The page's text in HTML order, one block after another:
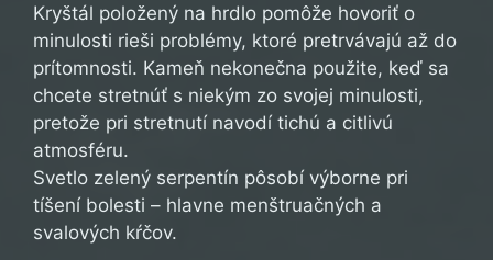
Kryštál položený na hrdlo pomôže hovoriť o
minulosti rieši problémy, ktoré pretrvávajú až do
prítomnosti. Kameň nekonečna použite, keď sa
chcete stretnúť s niekým zo svojej minulosti,
pretože pri stretnutí navodí tichú a citlivú
atmosféru.
Svetlo zelený serpentín pôsobí výborne pri
tíšení bolesti – hlavne menštruačných a
svalových kŕčov.